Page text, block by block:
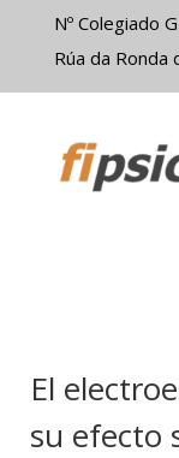
Nº Colegiado
Rúa da Ronda
El
su efecto